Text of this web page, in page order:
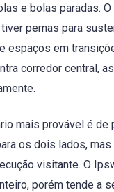
e bolas paradas.
pernas para
espaços em
corredor central,
mais provável é de
os dois lados, mas
visitante. O
porém tende a